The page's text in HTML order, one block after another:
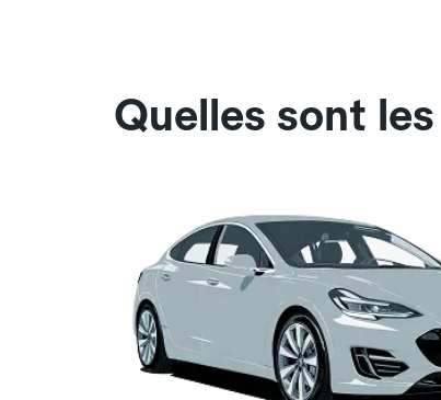
Quelles sont